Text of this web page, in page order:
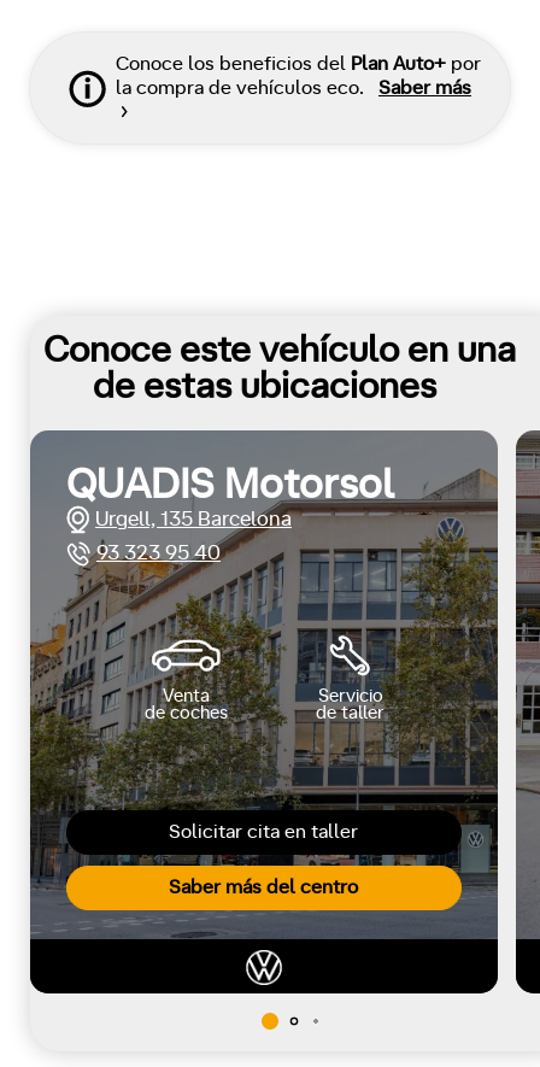
Conoce los beneficios del Plan Auto+ por
la compra de vehículos eco.
Saber más
Conoce este vehículo en una
de estas ubicaciones
Solicitar cita en taller
Saber más del centro
QUADIS Motorsol
Urgell, 135 Barcelona
93 323 95 40
Venta
de coches
Servicio
de taller